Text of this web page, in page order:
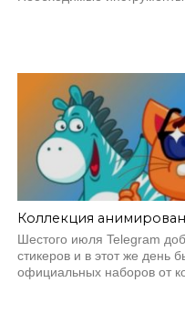
Коллекция
Шестого июля Telegram
стикеров и в этот же день
официальных наборов от